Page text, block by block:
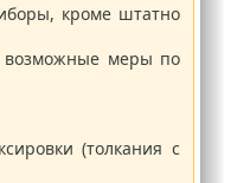
кроме штатно
возможные меры по
(толкания с